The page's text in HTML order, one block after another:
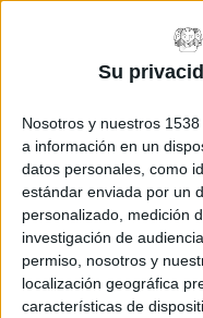
Su
Nosotros y nuestros 1538
a información en un
datos personales, como
estándar enviada por un
personalizado, medición
investigación de
permiso, nosotros y
localización geográfica
características de
Dijous passat, la
inspecció per la
descobrir un hort
marihuana. Els
responsable i van
(que, en total, van